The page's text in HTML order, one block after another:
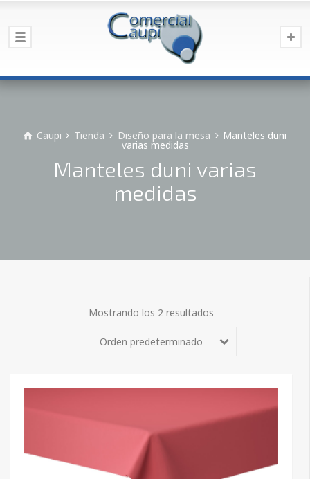
Caupi Tienda Diseño para la mesa Manteles duni
varias medidas
Manteles duni varias
medidas
Mostrando los 2 resultados
Orden predeterminado